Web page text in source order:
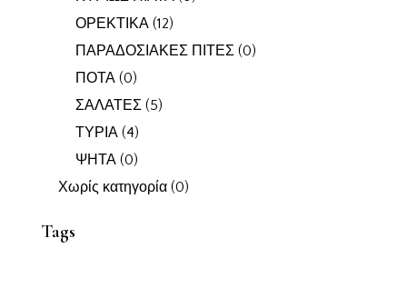
ΟΡΕΚΤΙΚΑ (12)
ΠΑΡΑΔΟΣΙΑΚΕΣ ΠΙΤΕΣ (0)
ΠΟΤΑ (0)
ΣΑΛΑΤΕΣ (5)
ΤΥΡΙΑ (4)
ΨΗΤΑ (0)
Χωρίς κατηγορία (0)
Tags